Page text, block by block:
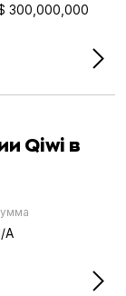
300,000,000
Qiwi в
A